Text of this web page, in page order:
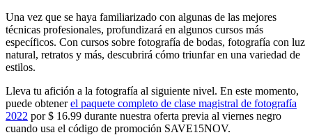
Una vez que se haya familiarizado con algunas de las mejores
técnicas profesionales, profundizará en algunos cursos más
específicos. Con cursos sobre fotografía de bodas, fotografía con luz
natural, retratos y más, descubrirá cómo triunfar en una variedad de
estilos.
Lleva tu afición a la fotografía al siguiente nivel. En este momento,
puede obtenerel paquete completo de clase magistral de fotografía
2022 por $ 16.99 durante nuestra oferta previa al viernes negro
cuando usa el código de promoción SAVE15NOV.